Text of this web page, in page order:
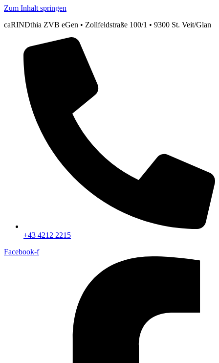
Zum Inhalt springen
caRINDthia ZVB eGen • Zollfeldstraße 100/1 • 9300 St. Veit/Glan
+43 4212 2215
Facebook-f